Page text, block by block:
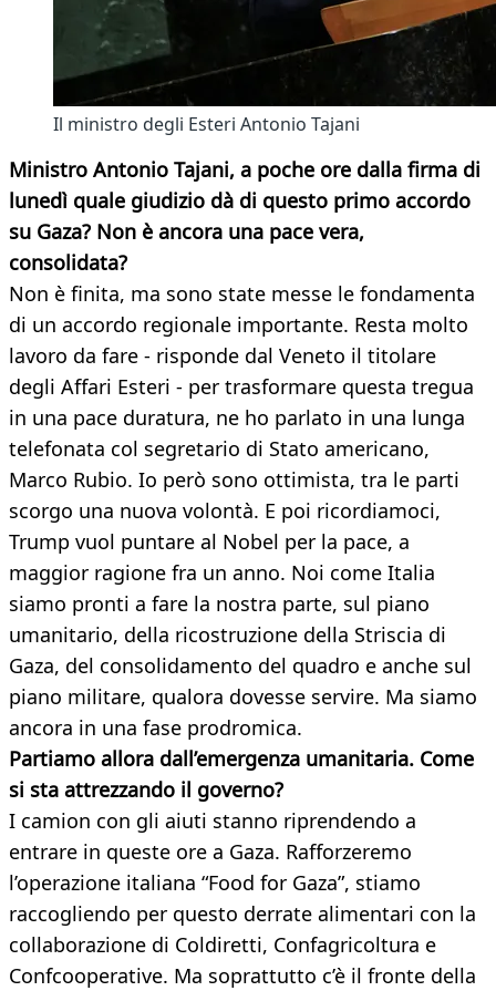
Il ministro degli Esteri Antonio Tajani
Ministro Antonio Tajani, a poche ore dalla firma di
lunedì quale giudizio dà di questo primo accordo
su Gaza? Non è ancora una pace vera,
consolidata?
Non è finita, ma sono state messe le fondamenta
di un accordo regionale importante. Resta molto
lavoro da fare - risponde dal Veneto il titolare
degli Affari Esteri - per trasformare questa tregua
in una pace duratura, ne ho parlato in una lunga
telefonata col segretario di Stato americano,
Marco Rubio. Io però sono ottimista, tra le parti
scorgo una nuova volontà. E poi ricordiamoci,
Trump vuol puntare al Nobel per la pace, a
maggior ragione fra un anno. Noi come Italia
siamo pronti a fare la nostra parte, sul piano
umanitario, della ricostruzione della Striscia di
Gaza, del consolidamento del quadro e anche sul
piano militare, qualora dovesse servire. Ma siamo
ancora in una fase prodromica.
Partiamo allora dall’emergenza umanitaria. Come
si sta attrezzando il governo?
I camion con gli aiuti stanno riprendendo a
entrare in queste ore a Gaza. Rafforzeremo
l’operazione italiana “Food for Gaza”, stiamo
raccogliendo per questo derrate alimentari con la
collaborazione di Coldiretti, Confagricoltura e
Confcooperative. Ma soprattutto c’è il fronte della